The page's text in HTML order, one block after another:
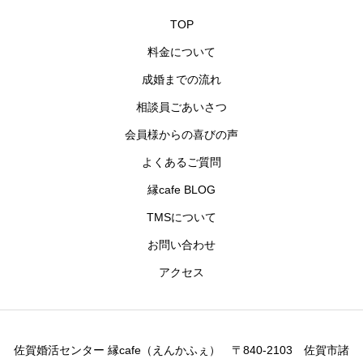
TOP
料金について
成婚までの流れ
相談員ごあいさつ
会員様からの喜びの声
よくあるご質問
縁cafe BLOG
TMSについて
お問い合わせ
アクセス
佐賀婚活センター 縁cafe（えんかふぇ） 〒840-2103 佐賀市諸